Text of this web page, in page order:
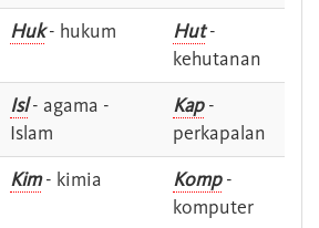
Huk- hukum Hut-
kehutanan
Isl- agama -
Islam
Kap-
perkapalan
Kim- kimia Komp-
komputer